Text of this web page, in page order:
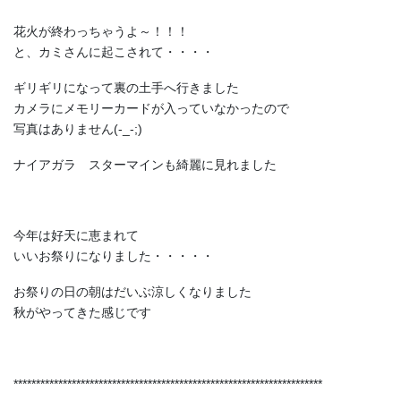
花火が終わっちゃうよ～！！！
と、カミさんに起こされて・・・・
ギリギリになって裏の土手へ行きました
カメラにメモリーカードが入っていなかったので
写真はありません(-_-;)
ナイアガラ スターマインも綺麗に見れました
今年は好天に恵まれて
いいお祭りになりました・・・・・
お祭りの日の朝はだいぶ涼しくなりました
秋がやってきた感じです
*********************************************************************